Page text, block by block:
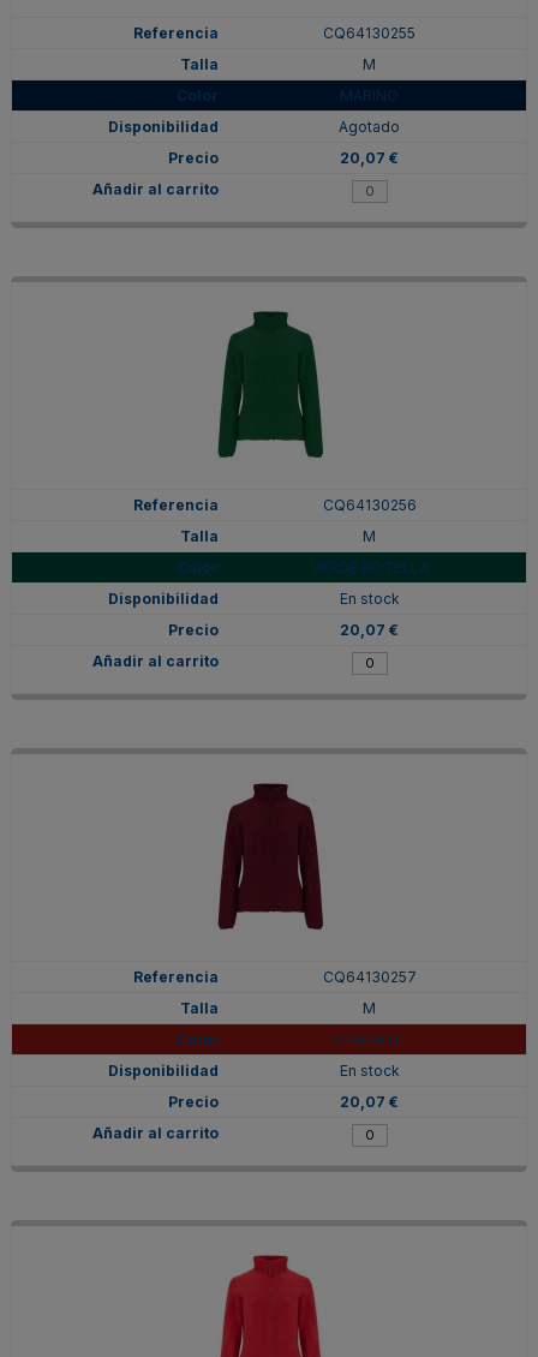
CQ64130255
M
MARINO
Agotado
20,07 €
CQ64130256
M
VERDE BOTELLA
En stock
20,07 €
CQ64130257
M
GRANATE
En stock
20,07 €